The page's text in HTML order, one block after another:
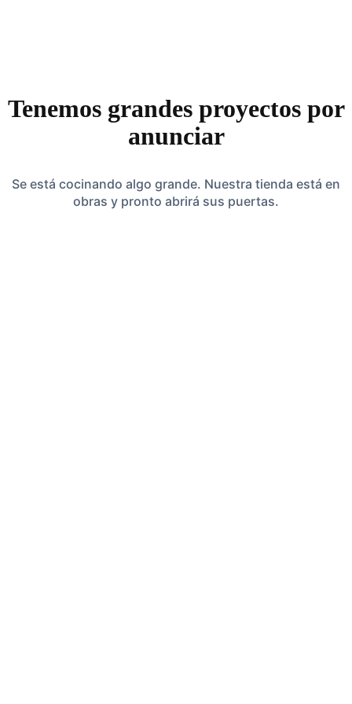
Tenemos grandes proyectos por
anunciar
Se está cocinando algo grande. Nuestra tienda está en
obras y pronto abrirá sus puertas.